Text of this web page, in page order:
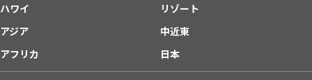
ハワイ
リゾート
アジア
中近東
アフリカ
日本